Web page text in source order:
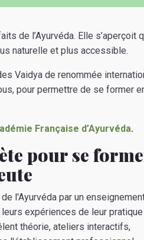
de l’Ayurvéda. Elle s’aperçoit
naturelle et plus accessible.
Vaidya de renommée
pour permettre de se former
Française d’Ayurvéda.
pour se
l'Ayurvéda par un
expériences de leur pratique
théorie, ateliers interactifs,